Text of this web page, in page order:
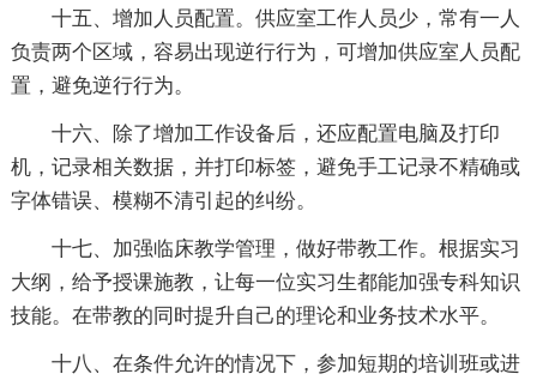
十五、增加人员配置。供应室工作人员少，常有一人
负责两个区域，容易出现逆行行为，可增加供应室人员配
置，避免逆行行为。
十六、除了增加工作设备后，还应配置电脑及打印
机，记录相关数据，并打印标签，避免手工记录不精确或
字体错误、模糊不清引起的纠纷。
十七、加强临床教学管理，做好带教工作。根据实习
大纲，给予授课施教，让每一位实习生都能加强专科知识
技能。在带教的同时提升自己的理论和业务技术水平。
十八、在条件允许的情况下，参加短期的培训班或进